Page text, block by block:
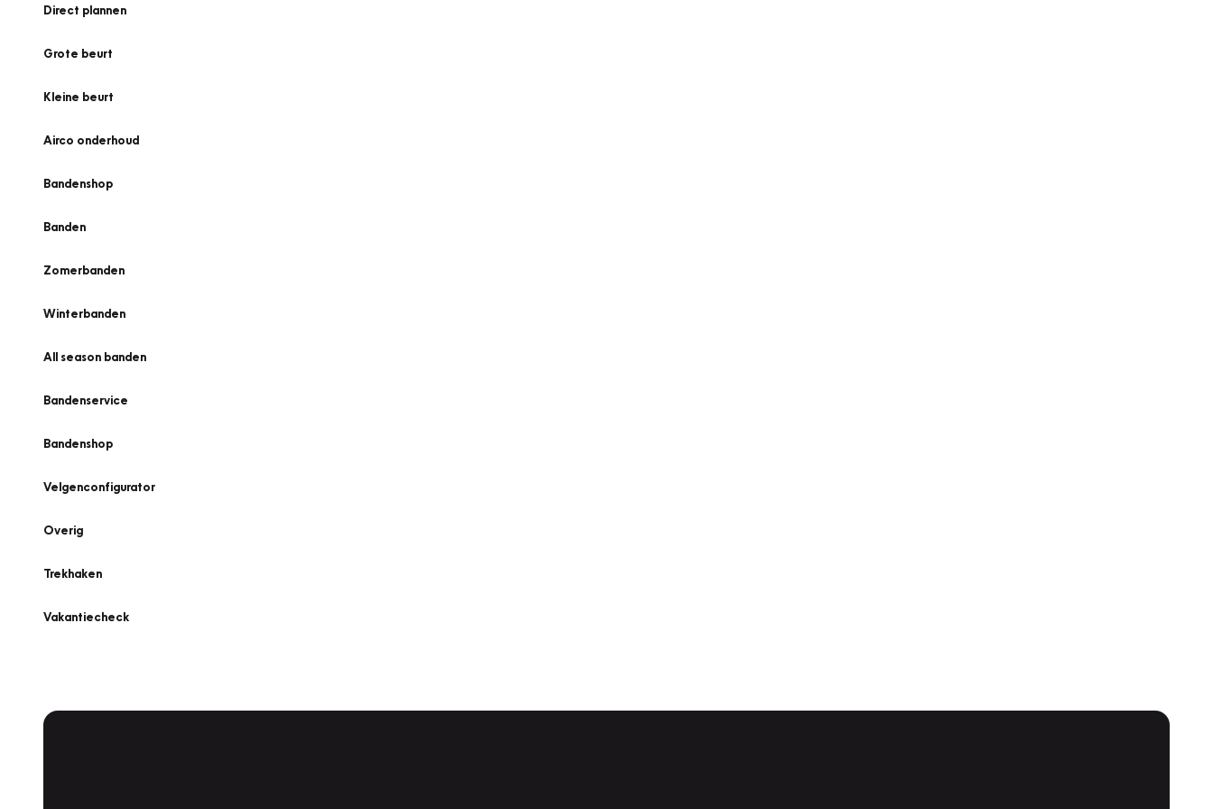
Direct plannen
Grote beurt
Kleine beurt
Airco onderhoud
Bandenshop
Banden
Zomerbanden
Winterbanden
All season banden
Bandenservice
Bandenshop
Velgenconfigurator
Overig
Trekhaken
Vakantiecheck